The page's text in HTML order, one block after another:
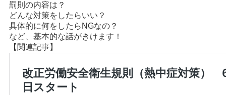
罰則の内容は？
どんな対策をしたらいい？
具体的に何をしたらNGなの？
など、基本的な話がきけます！
【関連記事】